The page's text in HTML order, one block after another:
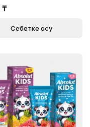
₸
Себетке қосу